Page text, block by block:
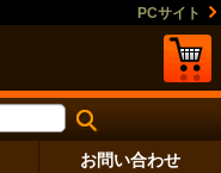
PCサイト
お問い合わせ